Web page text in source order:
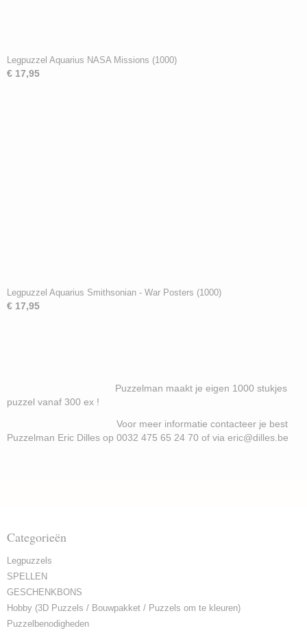
Legpuzzel Aquarius NASA Missions (1000)
€ 17,95
Legpuzzel Aquarius Smithsonian - War Posters (1000)
€ 17,95
Puzzelman maakt je eigen 1000 stukjes
puzzel vanaf 300 ex !
Voor meer informatie contacteer je best
Puzzelman Eric Dilles op 0032 475 65 24 70 of via eric@dilles.be
Categorieën
Legpuzzels
SPELLEN
GESCHENKBONS
Hobby (3D Puzzels / Bouwpakket / Puzzels om te kleuren)
Puzzelbenodigheden